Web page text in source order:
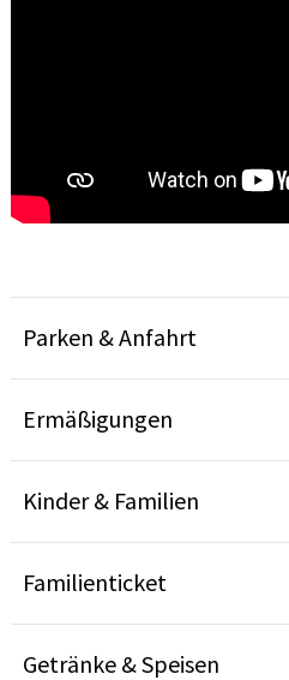
Parken & Anfahrt
Ermäßigungen
Kinder & Familien
Familienticket
Getränke & Speisen